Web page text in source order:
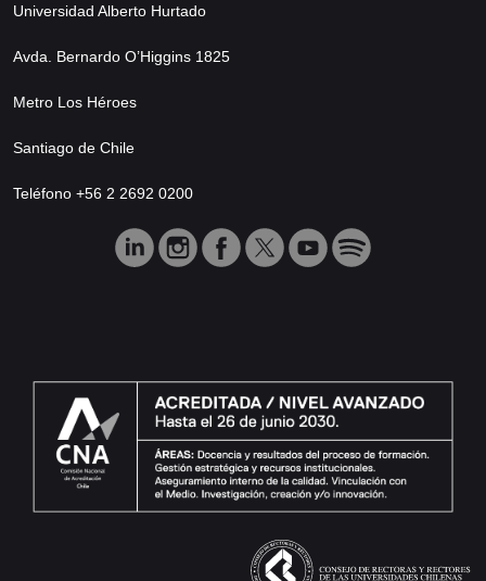
Universidad Alberto Hurtado
Avda. Bernardo O’Higgins 1825
Metro Los Héroes
Santiago de Chile
Teléfono +56 2 2692 0200